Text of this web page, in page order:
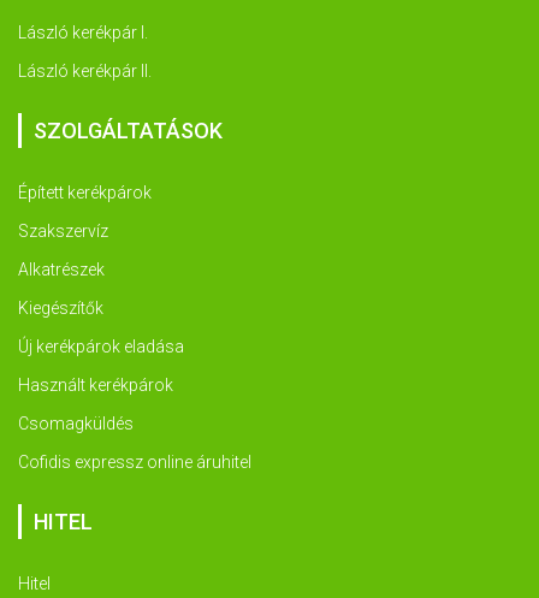
László kerékpár I.
László kerékpár II.
SZOLGÁLTATÁSOK
Épített kerékpárok
Szakszervíz
Alkatrészek
Kiegészítők
Új kerékpárok eladása
Használt kerékpárok
Csomagküldés
Cofidis expressz online áruhitel
HITEL
Hitel